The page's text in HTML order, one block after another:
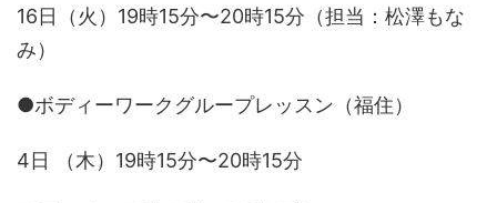
16日（火）19時15分〜20時15分（担当：松澤もな
み）
●ボディーワークグループレッスン（福住）
4日 （木）19時15分〜20時15分